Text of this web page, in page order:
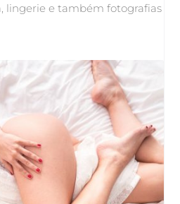
lingerie e também fotografias